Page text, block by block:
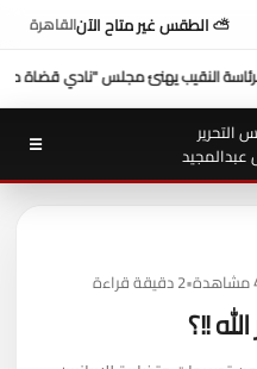
⛅ الطقس غير متاح الآنالقاهرة
لجنة الدفاع عن أموال التأمينات:
التحرير
عبدالمجيد
☰
•2 دقيقة قراءة
!!؟